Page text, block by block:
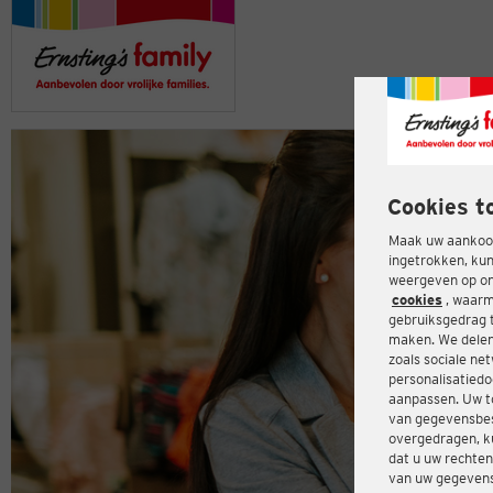
Cookies
Maak uw
ingetrokken,
weergeven op
cookies ,
gebruiksgedrag
maken. We
zoals sociale
aanpassen. Uw
van
overgedragen,
dat u uw
van uw